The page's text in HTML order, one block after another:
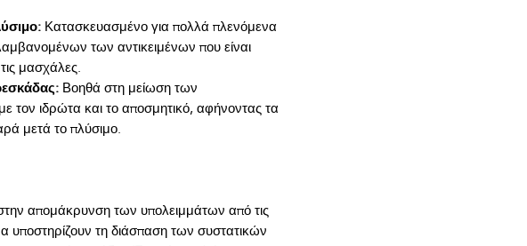
Κατασκευασμένο για πολλά πλενόμενα
των αντικειμένων που είναι
μασχάλες.
Βοηθά στη μείωση των
τον ιδρώτα και το αποσμητικό, αφήνοντας τα
μετά το πλύσιμο.
απομάκρυνση των υπολειμμάτων από τις
υποστηρίζουν τη διάσπαση των συστατικών